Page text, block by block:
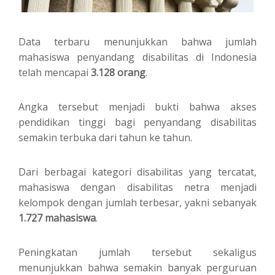
Data terbaru menunjukkan bahwa jumlah
mahasiswa penyandang disabilitas di Indonesia
telah mencapai 3.128 orang.
Angka tersebut menjadi bukti bahwa akses
pendidikan tinggi bagi penyandang disabilitas
semakin terbuka dari tahun ke tahun.
Dari berbagai kategori disabilitas yang tercatat,
mahasiswa dengan disabilitas netra menjadi
kelompok dengan jumlah terbesar, yakni sebanyak
1.727 mahasiswa.
Peningkatan jumlah tersebut sekaligus
menunjukkan bahwa semakin banyak perguruan